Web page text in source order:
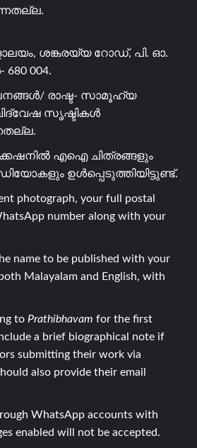
ശങ്കരയ്യ റോഡ്, പി. ഓ.
004.
രാഷ്ട- സാമൂഹ്യ
സൃഷ്ടികൾ
എഐ ചിത്രങ്ങളും
ഉൾപ്പെടുത്തിയിട്ടുണ്ട്.
photograph, your full postal
number along with your
name to be published with your
Malayalam and English, with
to Prathibhavam for the first
a brief biographical note if
submitting their work via
also provide their email
WhatsApp accounts with
enabled will not be accepted.